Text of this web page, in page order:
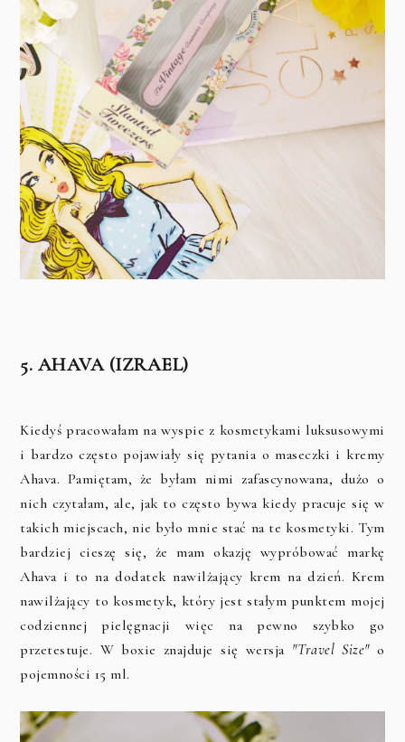
5. AHAVA (IZRAEL)
Kiedyś pracowałam na wyspie z kosmetykami luksusowymi
i bardzo często pojawiały się pytania o maseczki i kremy
Ahava. Pamiętam, że byłam nimi zafascynowana, dużo o
nich czytałam, ale, jak to często bywa kiedy pracuje się w
takich miejscach, nie było mnie stać na te kosmetyki. Tym
bardziej cieszę się, że mam okazję wypróbować markę
Ahava i to na dodatek nawilżający krem na dzień. Krem
nawilżający to kosmetyk, który jest stałym punktem mojej
codziennej pielęgnacji więc na pewno szybko go
przetestuje. W boxie znajduje się wersja "Travel Size"o
pojemności 15 ml.